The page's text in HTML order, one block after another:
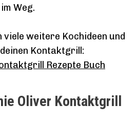
Weg.
viele weitere Kochideen und
Kontaktgrill:
Rezepte Buch
Oliver Kontaktgrill